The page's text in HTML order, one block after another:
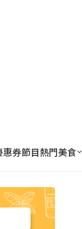
惠券節目熱門美食